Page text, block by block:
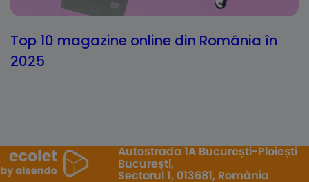
Top 10 magazine online din România în
2025
Autostrada 1A București-Ploiești
București,
Sectorul 1, 013681, România